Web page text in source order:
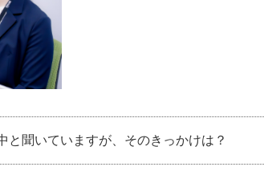
聞いていますが、そのきっかけは？